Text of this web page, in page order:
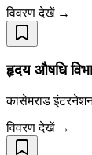
विवरण देखें →
हृदय औषधि
कासेमराड
विवरण देखें →